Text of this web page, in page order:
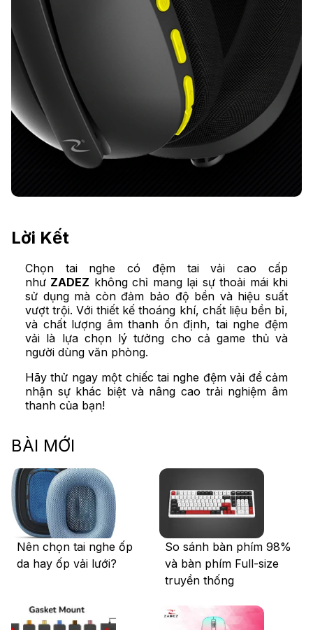
Lời Kết
Chọn tai nghe có đệm tai vải cao cấp
như ZADEZ không chỉ mang lại sự thoải mái khi
sử dụng mà còn đảm bảo độ bền và hiệu suất
vượt trội. Với thiết kế thoáng khí, chất liệu bền bỉ,
và chất lượng âm thanh ổn định, tai nghe đệm
vải là lựa chọn lý tưởng cho cả game thủ và
người dùng văn phòng.
Hãy thử ngay một chiếc tai nghe đệm vải để cảm
nhận sự khác biệt và nâng cao trải nghiệm âm
thanh của bạn!
BÀI MỚI
Nên chọn tai nghe ốp
da hay ốp vải lưới?
So sánh bàn phím 98%
và bàn phím Full-size
truyền thống